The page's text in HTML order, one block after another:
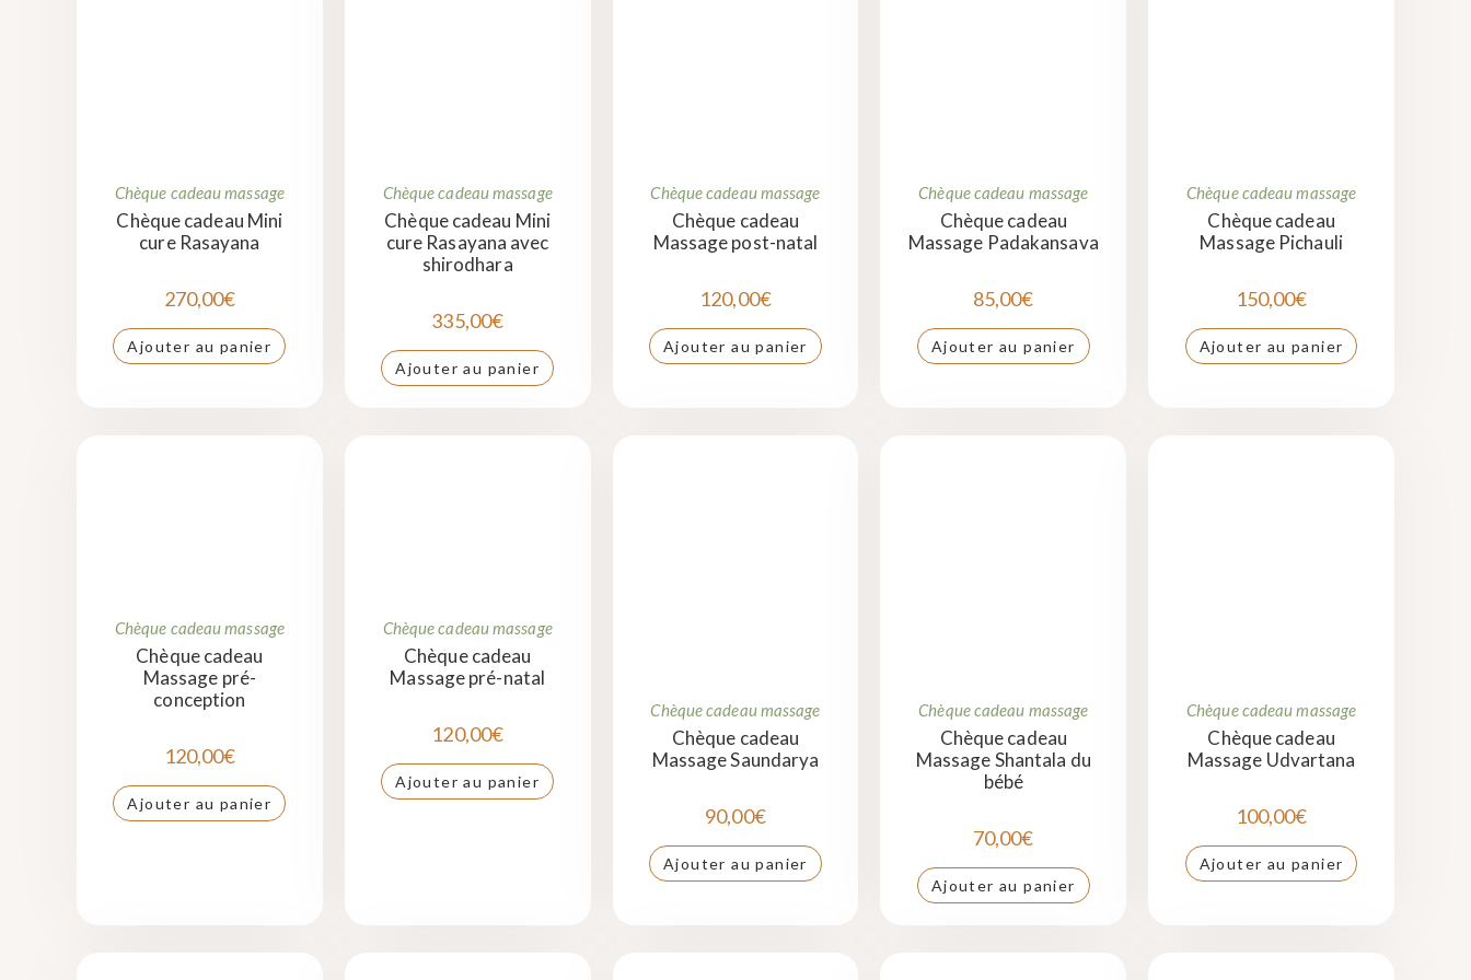
Chèque cadeau massage
Chèque cadeau Mini
cure Rasayana
270,00€
Ajouter au panier
Chèque cadeau massage
Chèque cadeau Mini
cure Rasayana avec
shirodhara
335,00€
Ajouter au panier
Chèque cadeau massage
Chèque cadeau
Massage post-natal
120,00€
Ajouter au panier
Chèque cadeau massage
Chèque cadeau
Massage Padakansava
85,00€
Ajouter au panier
Chèque cadeau massage
Chèque cadeau
Massage Pichauli
150,00€
Ajouter au panier
Chèque cadeau massage
Chèque cadeau
Massage pré-
conception
120,00€
Ajouter au panier
Chèque cadeau massage
Chèque cadeau
Massage pré-natal
120,00€
Ajouter au panier
Chèque cadeau massage
Chèque cadeau
Massage Saundarya
90,00€
Ajouter au panier
Chèque cadeau massage
Chèque cadeau
Massage Shantala du
bébé
70,00€
Ajouter au panier
Chèque cadeau massage
Chèque cadeau
Massage Udvartana
100,00€
Ajouter au panier